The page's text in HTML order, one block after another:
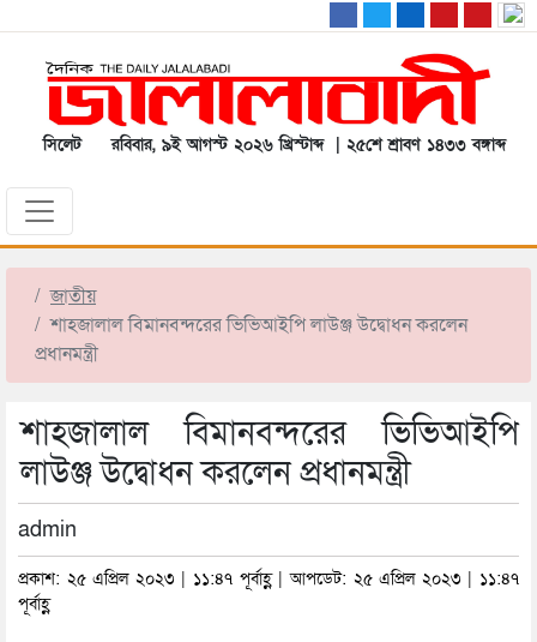
সিলেট রবিবার, ৯ই আগস্ট ২০২৬ খ্রিস্টাব্দ | ২৫শে শ্রাবণ ১৪৩৩ বঙ্গাব্দ
জাতীয়
শাহজালাল বিমানবন্দরের ভিভিআইপি লাউঞ্জ উদ্বোধন করলেন
প্রধানমন্ত্রী
শাহজালাল বিমানবন্দরের ভিভিআইপি
লাউঞ্জ উদ্বোধন করলেন প্রধানমন্ত্রী
admin
প্রকাশ: ২৫ এপ্রিল ২০২৩ | ১১:৪৭ পূর্বাহ্ণ | আপডেট: ২৫ এপ্রিল ২০২৩ | ১১:৪৭
পূর্বাহ্ণ